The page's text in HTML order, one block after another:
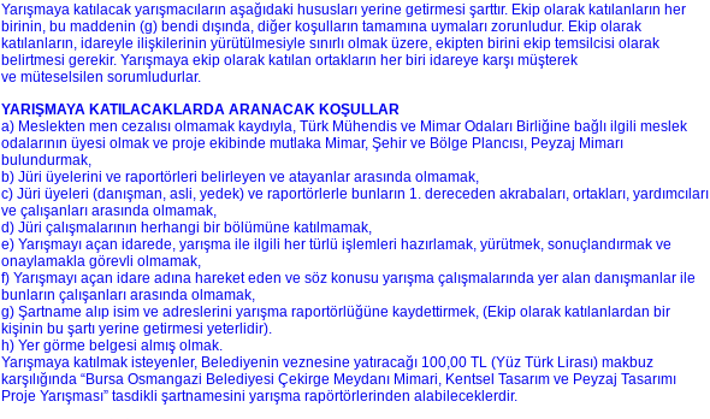
Yarışmaya katılacak yarışmacıların aşağıdaki hususları yerine getirmesi şarttır. Ekip olarak katılanların her
birinin, bu maddenin (g) bendi dışında, diğer koşulların tamamına uymaları zorunludur. Ekip olarak
katılanların, idareyle ilişkilerinin yürütülmesiyle sınırlı olmak üzere, ekipten birini ekip temsilcisi olarak
belirtmesi gerekir. Yarışmaya ekip olarak katılan ortakların her biri idareye karşı müşterek
ve müteselsilen sorumludurlar.
YARIŞMAYA KATILACAKLARDA ARANACAK KOŞULLAR
a) Meslekten men cezalısı olmamak kaydıyla, Türk Mühendis ve Mimar Odaları Birliğine bağlı ilgili meslek
odalarının üyesi olmak ve proje ekibinde mutlaka Mimar, Şehir ve Bölge Plancısı, Peyzaj Mimarı
bulundurmak,
b) Jüri üyelerini ve raportörleri belirleyen ve atayanlar arasında olmamak,
c) Jüri üyeleri (danışman, asli, yedek) ve raportörlerle bunların 1. dereceden akrabaları, ortakları, yardımcıları
ve çalışanları arasında olmamak,
d) Jüri çalışmalarının herhangi bir bölümüne katılmamak,
e) Yarışmayı açan idarede, yarışma ile ilgili her türlü işlemleri hazırlamak, yürütmek, sonuçlandırmak ve
onaylamakla görevli olmamak,
f) Yarışmayı açan idare adına hareket eden ve söz konusu yarışma çalışmalarında yer alan danışmanlar ile
bunların çalışanları arasında olmamak,
g) Şartname alıp isim ve adreslerini yarışma raportörlüğüne kaydettirmek, (Ekip olarak katılanlardan bir
kişinin bu şartı yerine getirmesi yeterlidir).
h) Yer görme belgesi almış olmak.
Yarışmaya katılmak isteyenler, Belediyenin veznesine yatıracağı 100,00 TL (Yüz Türk Lirası) makbuz
karşılığında “Bursa Osmangazi Belediyesi Çekirge Meydanı Mimari, Kentsel Tasarım ve Peyzaj Tasarımı
Proje Yarışması” tasdikli şartnamesini yarışma rapörtörlerinden alabileceklerdir.